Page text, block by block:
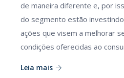
de maneira diferente e, por
do segmento estão
ações que visem a melhorar
condições oferecidas ao
Leia mais